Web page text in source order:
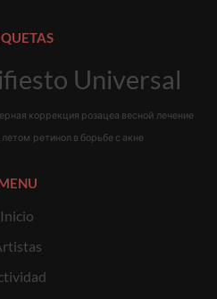
Universal
коррекция розацеа весной лечение
летом ретинол в борьбе с акне
Inicio